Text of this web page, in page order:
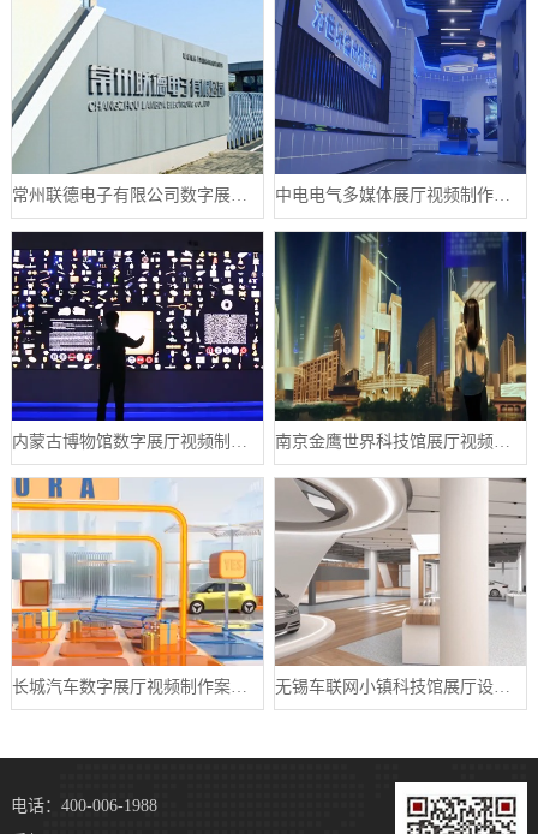
常州联德电子有限公司数字展厅设计案例 中电电气多媒体展厅视频制作案例
长城汽车数字展厅视频制作案例分享 无锡车联网小镇科技馆展厅设计案例
电话：400-006-1988